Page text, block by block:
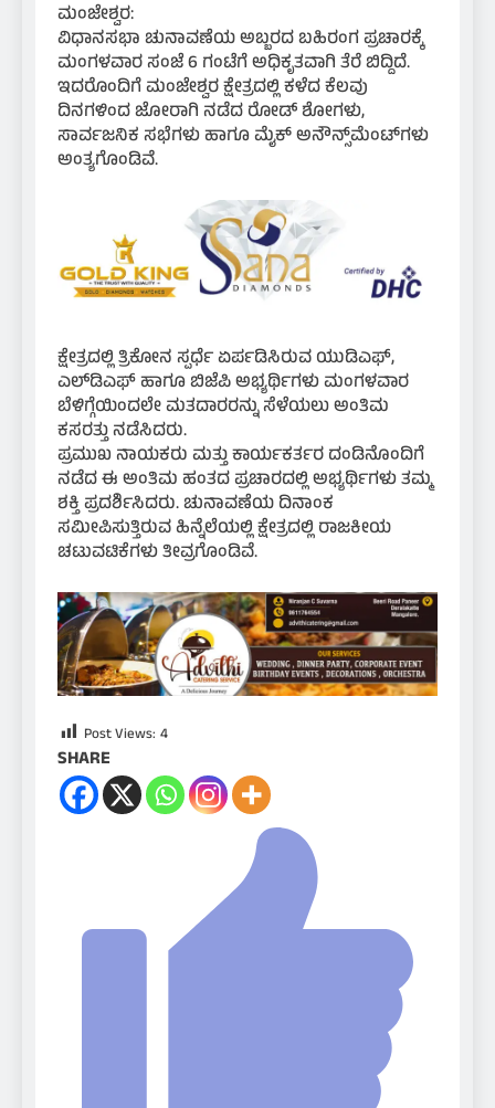
ಮಂಜೇಶ್ವರ:
ವಿಧಾನಸಭಾ ಚುನಾವಣೆಯ ಅಬ್ಬರದ ಬಹಿರಂಗ ಪ್ರಚಾರಕ್ಕೆ
ಮಂಗಳವಾರ ಸಂಜೆ 6 ಗಂಟೆಗೆ ಅಧಿಕೃತವಾಗಿ ತೆರೆ ಬಿದ್ದಿದೆ.
ಇದರೊಂದಿಗೆ ಮಂಜೇಶ್ವರ ಕ್ಷೇತ್ರದಲ್ಲಿ ಕಳೆದ ಕೆಲವು
ದಿನಗಳಿಂದ ಜೋರಾಗಿ ನಡೆದ ರೋಡ್ ಶೋಗಳು,
ಸಾರ್ವಜನಿಕ ಸಭೆಗಳು ಹಾಗೂ ಮೈಕ್ ಅನೌನ್ಸ್‌ಮೆಂಟ್‌ಗಳು
ಅಂತ್ಯಗೊಂಡಿವೆ.
ಕ್ಷೇತ್ರದಲ್ಲಿ ತ್ರಿಕೋನ ಸ್ಪರ್ಧೆ ಏರ್ಪಡಿಸಿರುವ ಯುಡಿಎಫ್,
ಎಲ್‌ಡಿಎಫ್ ಹಾಗೂ ಬಿಜೆಪಿ ಅಭ್ಯರ್ಥಿಗಳು ಮಂಗಳವಾರ
ಬೆಳಿಗ್ಗೆಯಿಂದಲೇ ಮತದಾರರನ್ನು ಸೆಳೆಯಲು ಅಂತಿಮ
ಕಸರತ್ತು ನಡೆಸಿದರು.
ಪ್ರಮುಖ ನಾಯಕರು ಮತ್ತು ಕಾರ್ಯಕರ್ತರ ದಂಡಿನೊಂದಿಗೆ
ನಡೆದ ಈ ಅಂತಿಮ ಹಂತದ ಪ್ರಚಾರದಲ್ಲಿ ಅಭ್ಯರ್ಥಿಗಳು ತಮ್ಮ
ಶಕ್ತಿ ಪ್ರದರ್ಶಿಸಿದರು. ಚುನಾವಣೆಯ ದಿನಾಂಕ
ಸಮೀಪಿಸುತ್ತಿರುವ ಹಿನ್ನೆಲೆಯಲ್ಲಿ ಕ್ಷೇತ್ರದಲ್ಲಿ ರಾಜಕೀಯ
ಚಟುವಟಿಕೆಗಳು ತೀವ್ರಗೊಂಡಿವೆ.
Post Views: 4
SHARE